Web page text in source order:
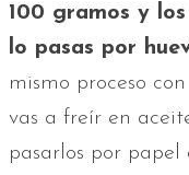
100 gramos y
lo pasas por
mismo proceso
vas a freír en
pasarlos por